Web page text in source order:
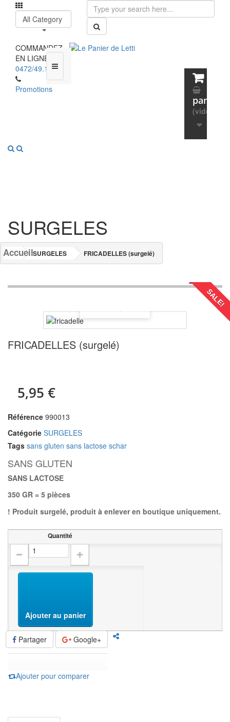
All Category
COMMANDEZ
EN LIGNE :
0472/49.13.65
Promotions
panier
(vide)
SURGELES
AccueilSURGELES FRICADELLES (surgelé)
FRICADELLES (surgelé)
5,95 €
Référence 990013
Catégorie SURGELES
Tags sans gluten sans lactose schar
SANS GLUTEN
SANS LACTOSE
350 GR = 5 pièces
! Produit surgelé, produit à enlever en boutique uniquement.
Quantité
Ajouter au panier
Partager Google+
Ajouter pour comparer
SALE!